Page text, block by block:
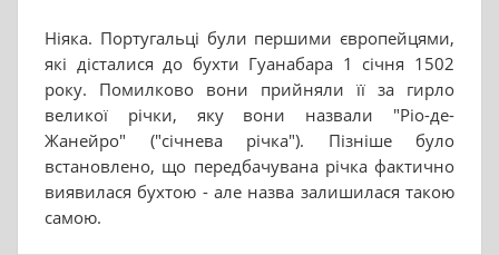
Ніяка. Португальці були першими європейцями,
які дісталися до бухти Гуанабара 1 січня 1502
року. Помилково вони прийняли її за гирло
великої річки, яку вони назвали "Ріо-де-
Жанейро" ("січнева річка"). Пізніше було
встановлено, що передбачувана річка фактично
виявилася бухтою - але назва залишилася такою
самою.